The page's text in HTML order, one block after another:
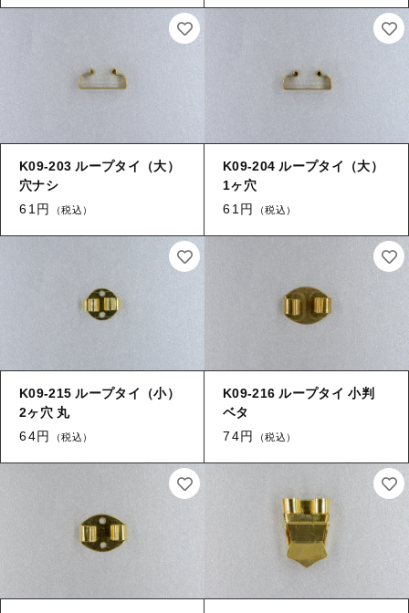
K09-203 ループタイ（大）
穴ナシ
61円
（税込）
K09-204 ループタイ（大）
1ヶ穴
61円
（税込）
K09-215 ループタイ（小）
2ヶ穴 丸
64円
（税込）
K09-216 ループタイ 小判
ベタ
74円
（税込）
【はめこみパーツ】 アルミ板
【はめこみパーツ】 アミ
【表金具】 皿・ミール皿
【表金具】 押皿・挽物
【表金具】 4ッ爪
【表金具】 プレート
【留め金具】 指輪
【留め金具】 クリップ・差込
【留め金具】 マスク用クリップ
【留め金具】 ネクタイピン
【留め金具】 蝶タック
【はめこみパーツ】 アミ
【表金具】 皿・ミール皿
【表金具】 押皿・挽物
【表金具】 透かしパーツ
【表金具】 プレート
【留め金具】 ブローチピン
【留め金具】 丸カン・小判カン
在庫あり